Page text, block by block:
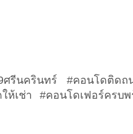
ศรีนครินทร์ #คอนโดติดถ
เช่า #คอนโดเฟอร์ครบพ